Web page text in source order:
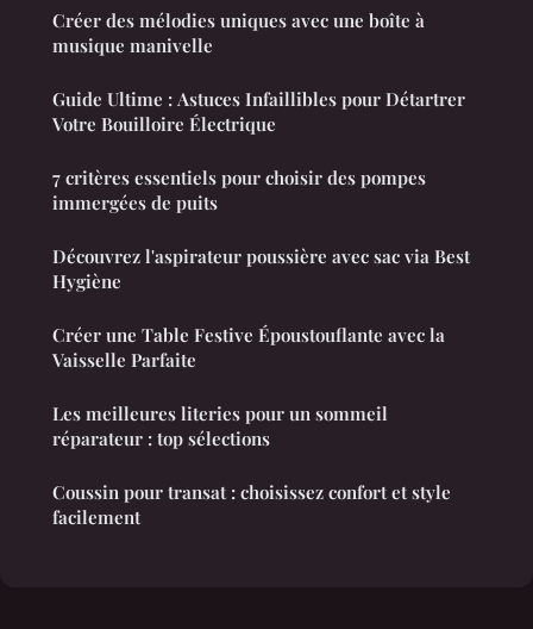
Créer des mélodies uniques avec une boîte à
musique manivelle
Guide Ultime : Astuces Infaillibles pour Détartrer
Votre Bouilloire Électrique
7 critères essentiels pour choisir des pompes
immergées de puits
Découvrez l'aspirateur poussière avec sac via Best
Hygiène
Créer une Table Festive Époustouflante avec la
Vaisselle Parfaite
Les meilleures literies pour un sommeil
réparateur : top sélections
Coussin pour transat : choisissez confort et style
facilement